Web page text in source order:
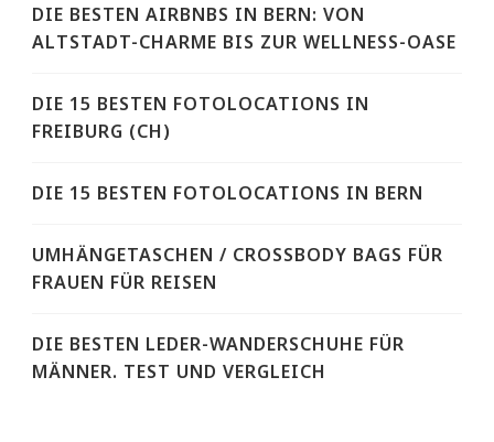
DIE BESTEN AIRBNBS IN BERN: VON
ALTSTADT-CHARME BIS ZUR WELLNESS-OASE
DIE 15 BESTEN FOTOLOCATIONS IN
FREIBURG (CH)
DIE 15 BESTEN FOTOLOCATIONS IN BERN
UMHÄNGETASCHEN / CROSSBODY BAGS FÜR
FRAUEN FÜR REISEN
DIE BESTEN LEDER-WANDERSCHUHE FÜR
MÄNNER. TEST UND VERGLEICH